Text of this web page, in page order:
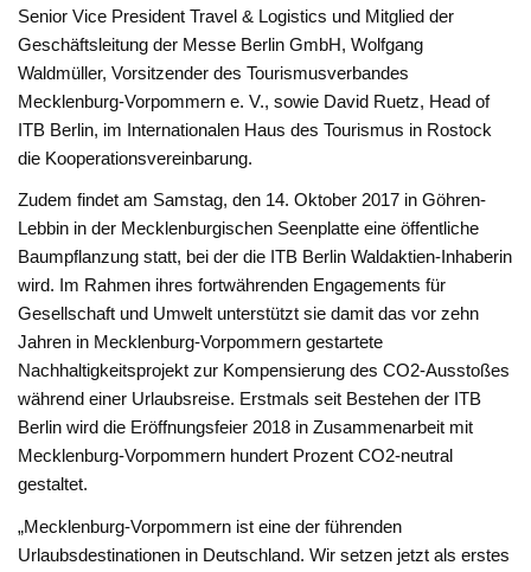
Senior Vice President Travel & Logistics und Mitglied der
Geschäftsleitung der Messe Berlin GmbH, Wolfgang
Waldmüller, Vorsitzender des Tourismusverbandes
Mecklenburg-Vorpommern e. V., sowie David Ruetz, Head of
ITB Berlin, im Internationalen Haus des Tourismus in Rostock
die Kooperationsvereinbarung.
Zudem findet am Samstag, den 14. Oktober 2017 in Göhren-
Lebbin in der Mecklenburgischen Seenplatte eine öffentliche
Baumpflanzung statt, bei der die ITB Berlin Waldaktien-Inhaberin
wird. Im Rahmen ihres fortwährenden Engagements für
Gesellschaft und Umwelt unterstützt sie damit das vor zehn
Jahren in Mecklenburg-Vorpommern gestartete
Nachhaltigkeitsprojekt zur Kompensierung des CO2-Ausstoßes
während einer Urlaubsreise. Erstmals seit Bestehen der ITB
Berlin wird die Eröffnungsfeier 2018 in Zusammenarbeit mit
Mecklenburg-Vorpommern hundert Prozent CO2-neutral
gestaltet.
„Mecklenburg-Vorpommern ist eine der führenden
Urlaubsdestinationen in Deutschland. Wir setzen jetzt als erstes